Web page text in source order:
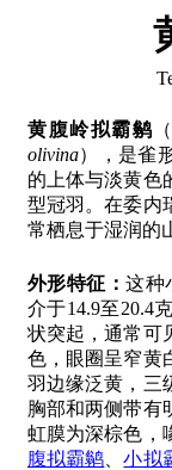
黄腹岭拟霸鹟
olivina），是雀
的上体与淡黄色
型冠羽。在委内
常栖息于湿润的
外形特征：这种
介于14.9至20.4
状突起，通常可
色，眼圈呈窄黄
羽边缘泛黄，三
胸部和两侧带有
虹膜为深棕色，
腹拟霸鹟 、小拟